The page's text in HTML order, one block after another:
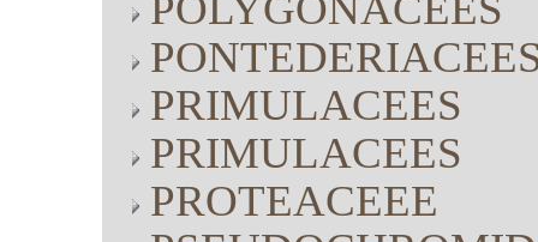
PRIMULACEES
PRIMULACEES
PROTEACEEE